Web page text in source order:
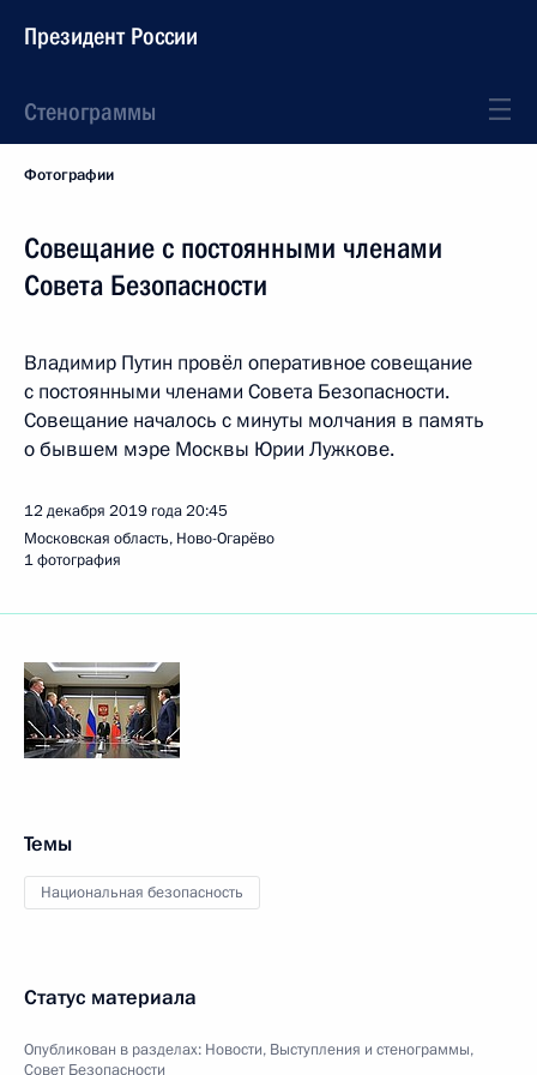
Президент России
Стенограммы
Фотографии
Совещание с постоянными членами
Совета Безопасности
Владимир Путин провёл оперативное совещание
с постоянными членами Совета Безопасности.
Совещание началось с минуты молчания в память
о бывшем мэре Москвы Юрии Лужкове.
12 декабря 2019 года20:45
Московская область, Ново-Огарёво
1 фотография
Темы
Национальная безопасность
Статус материала
Опубликован в разделах: Новости, Выступления и стенограммы,
Совет Безопасности